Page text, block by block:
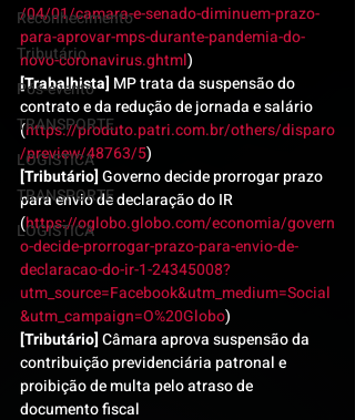
Reconhecimento
Tributário
Pós-evento
TRANSPORTE
LOGISTICA
TRANSPORTE
LOGISTICA
/04/01/camara-e-senado-diminuem-prazo-
para-aprovar-mps-durante-pandemia-do-
novo-coronavirus.ghtml)
[Trabalhista] MP trata da suspensão do
contrato e da redução de jornada e salário
(https://produto.patri.com.br/others/disparo
/preview/48763/5)
[Tributário] Governo decide prorrogar prazo
para envio de declaração do IR
(https://oglobo.globo.com/economia/govern
o-decide-prorrogar-prazo-para-envio-de-
declaracao-do-ir-1-24345008?
utm_source=Facebook&utm_medium=Social
&utm_campaign=O%20Globo)
[Tributário] Câmara aprova suspensão da
contribuição previdenciária patronal e
proibição de multa pelo atraso de
documento fiscal